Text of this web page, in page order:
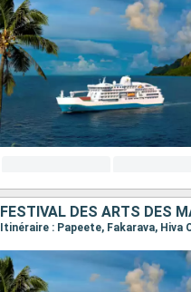
FESTIVAL DES ARTS DES
Itinéraire : Papeete, Fakarava, Hiva